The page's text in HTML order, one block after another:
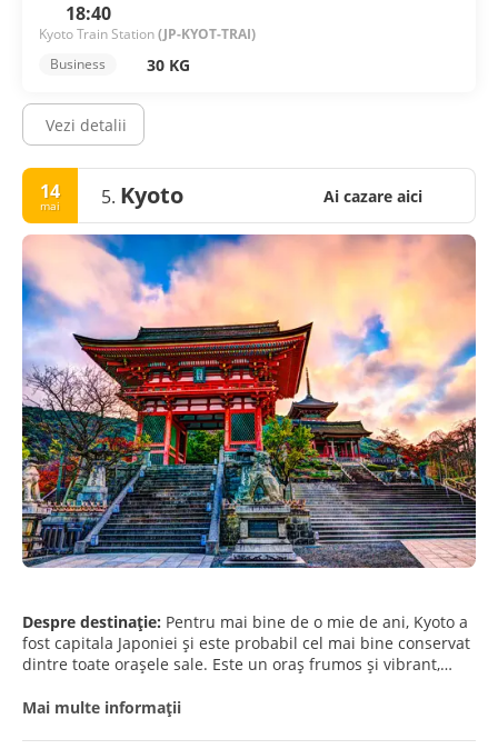
18:40
Kyoto Train Station(JP-KYOT-TRAI)
Business
30 KG
Vezi detalii
14
mai 5. Kyoto Ai cazare aici
Despre destinație: Pentru mai bine de o mie de ani, Kyoto a
fost capitala Japoniei și este probabil cel mai bine conservat
dintre toate orașele sale. Este un oraș frumos și vibrant,
tradițional. Orașul este înconjurat de munții din Honshu de
Mai multe informații